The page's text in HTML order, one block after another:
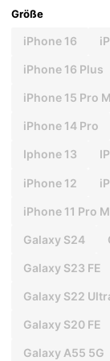
Größe
iPhone 16
iPhone 16 Plus
iPhone 15 Pro
iPhone 14 Pro
Iphone 13
iPhone 12
iPhone 11 Pro
Galaxy S24
Galaxy S23 FE
Galaxy S22
Galaxy S20 FE
Galaxy A55 5G